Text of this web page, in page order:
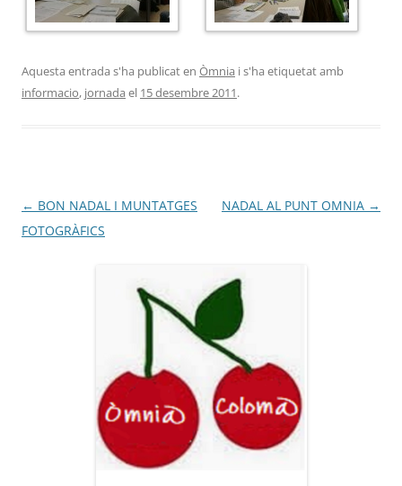
Aquesta entrada s'ha publicat en Òmnia i s'ha etiquetat amb
informacio, jornada el 15 desembre 2011.
Navegació
per
← BON NADAL I MUNTATGES
FOTOGRÀFICS
NADAL AL PUNT OMNIA →